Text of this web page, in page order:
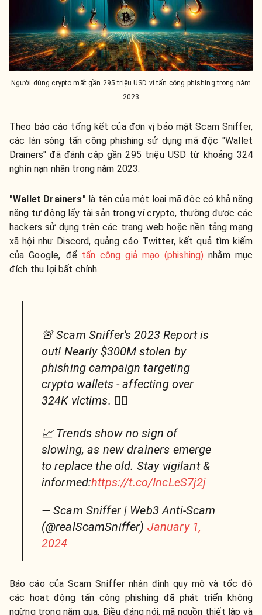
Người dùng crypto mất gần 295 triệu USD vì tấn công phishing trong năm
2023
Theo báo cáo tổng kết của đơn vị bảo mật Scam Sniffer,
các làn sóng tấn công phishing sử dụng mã độc "Wallet
Drainers" đã đánh cắp gần 295 triệu USD từ khoảng 324
nghìn nạn nhân trong năm 2023.
"Wallet Drainers" là tên của một loại mã độc có khả năng
năng tự động lấy tài sản trong ví crypto, thường được các
hackers sử dụng trên các trang web hoặc nền tảng mạng
xã hội như Discord, quảng cáo Twitter, kết quả tìm kiếm
của Google,...để tấn công giả mạo (phishing) nhằm mục
đích thu lợi bất chính.
🚨 Scam Sniffer's 2023 Report is
out! Nearly $300M stolen by
phishing campaign targeting
crypto wallets - affecting over
324K victims. 🕵️‍♂️
📈 Trends show no sign of
slowing, as new drainers emerge
to replace the old. Stay vigilant &
informed:https://t.co/IncLeS7j2j
— Scam Sniffer | Web3 Anti-Scam
(@realScamSniffer) January 1,
2024
Báo cáo của Scam Sniffer nhận định quy mô và tốc độ
các hoạt động tấn công phishing đã phát triển không
ngừng trong năm qua. Điều đáng nói, mã nguồn thiết lập và